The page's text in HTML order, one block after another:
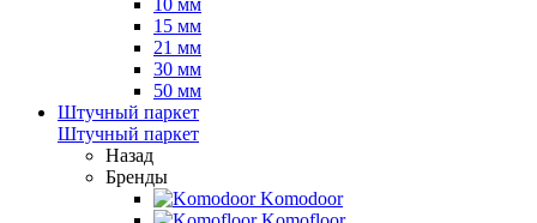
10 мм
15 мм
21 мм
30 мм
50 мм
Штучный паркет
Штучный паркет
Назад
Бренды
Komodoor